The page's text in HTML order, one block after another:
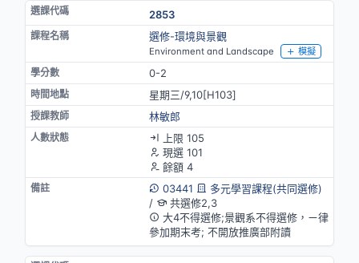
2853
選修-環境與景觀
Environment and Landscape 模擬
0-2
星期三/9,10[H103]
林敏郎
上限 105
現選 101
餘額 4
03441
多元學習課程(共同選修)
/
共選修2,3
大4不得選修;景觀系不得選修，ㄧ律
參加期末考; 不開放推廣部附讀